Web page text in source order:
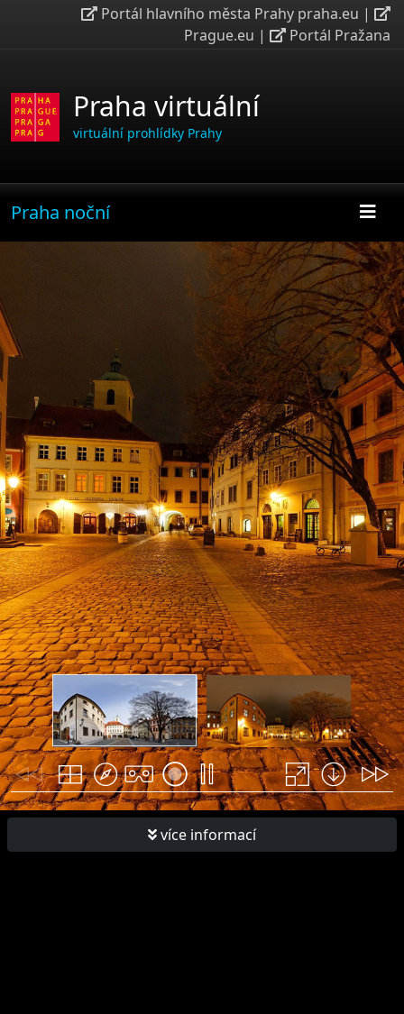
Portál hlavního města Prahy praha.eu |
Prague.eu | Portál Pražana
Praha virtuální
virtuální prohlídky Prahy
Praha noční
více informací